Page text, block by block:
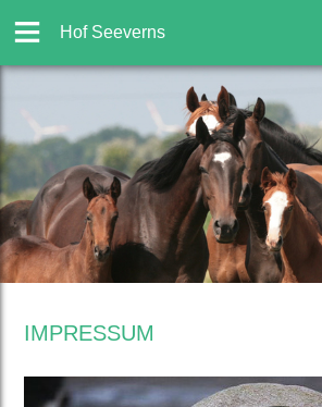
Hof Seeverns
IMPRESSUM